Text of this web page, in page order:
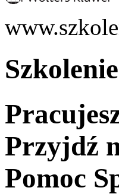
Przyjdź
Pomoc